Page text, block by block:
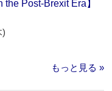
Post-Brexit Era】
)
もっと見る »